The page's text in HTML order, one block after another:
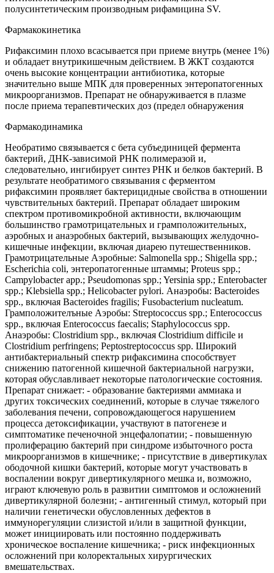
полусинтетическим производным рифамицина SV.
Фармакокинетика
Рифаксимин плохо всасывается при приеме внутрь (менее 1%)
и обладает внутрикишечным действием. В ЖКТ создаются
очень высокие концентрации антибиотика, которые
значительно выше МПК для проверенных энтеропатогенных
микроорганизмов. Препарат не обнаруживается в плазме
после приема терапевтических доз (предел обнаружения
Фармакодинамика
Необратимо связывается с бета субъединицей фермента
бактерий, ДНК-зависимой РНК полимеразой и,
следовательно, ингибирует синтез РНК и белков бактерий. В
результате необратимого связывания с ферментом
рифаксимин проявляет бактерицидные свойства в отношении
чувствительных бактерий. Препарат обладает широким
спектром противомикробной активности, включающим
большинство грамотрицательных и грамположительных,
аэробных и анаэробных бактерий, вызывающих желудочно-
кишечные инфекции, включая диарею путешественников.
Грамотрицательные Аэробные: Salmonella spp.; Shigella spp.;
Escherichia coli, энтеропатогенные штаммы; Proteus spp.;
Campylobacter app.; Pseudomonas spp.; Yersinia spp.; Enterobacter
spp.; Klebsiella spp.; Helicobacter pylori. Анаэробы: Bacteroides
spp., включая Bacteroides fragilis; Fusobacterium nucleatum.
Грамположителъные Аэробы: Streptococcus spp.; Enterococcus
spp., включая Enterococcus faecalis; Staphylococcus spp.
Анаэробы: Clostridium spp., включая Clostridium difficile и
Clostridium perfringens; Peptostreptococcus spp. Широкий
антибактериальный спектр рифаксимина способствует
снижению патогенной кишечной бактериальной нагрузки,
которая обуславливает некоторые патологические состояния.
Препарат снижает: - образование бактериями аммиака и
других токсических соединений, которые в случае тяжелого
заболевания печени, сопровождающегося нарушением
процесса детоксификации, участвуют в патогенезе и
симптоматике печеночной энцефалопатии; - повышенную
пролиферацию бактерий при синдроме избыточного роста
микроорганизмов в кишечнике; - присутствие в дивертикулах
ободочной кишки бактерий, которые могут участвовать в
воспалении вокруг дивертикулярного мешка и, возможно,
играют ключевую роль в развитии симптомов и осложнений
дивертикулярной болезни; - антигенный стимул, который при
наличии генетически обусловленных дефектов в
иммунорегуляции слизистой и/или в защитной функции,
может инициировать или постоянно поддерживать
хроническое воспаление кишечника; - риск инфекционных
осложнений при колоректальных хирургических
вмешательствах.